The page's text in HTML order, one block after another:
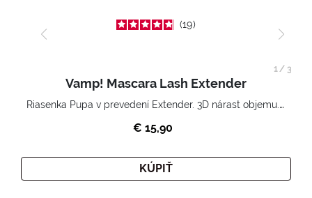
19
Vamp! Mascara Lash Extender
Riasenka Pupa v prevedení Extender. 3D nárast objemu. Nekonečne zhutnené a nadvihnuté riasy.
€ 15,90
KÚPIŤ
1 / 3